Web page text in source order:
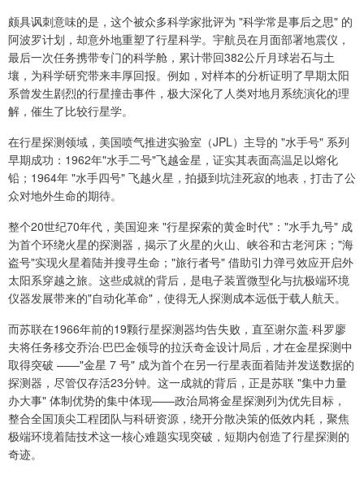
颇具讽刺意味的是，这个被众多科学家批评为 "科学常是事后之思" 的
阿波罗计划，却意外地重塑了行星科学。宇航员在月面部署地震仪，
最后一次任务携带专门的科学舱，累计带回382公斤月球岩石与土
壤，为科学研究带来丰厚回报。例如，对样本的分析证明了早期太阳
系曾发生剧烈的行星撞击事件，极大深化了人类对地月系统演化的理
解，催生了比较行星学。
在行星探测领域，美国喷气推进实验室（JPL）主导的 "水手号" 系列
早期成功：1962年"水手二号"飞越金星，证实其表面高温足以熔化
铅；1964年 "水手四号" 飞越火星，拍摄到坑洼死寂的地表，打击了公
众对地外生命的期待。
整个20世纪70年代，美国迎来 "行星探索的黄金时代"："水手九号" 成
为首个环绕火星的探测器，揭示了火星的火山、峡谷和古老河床；"海
盗号"实现火星着陆并搜寻生命；"旅行者号" 借助引力弹弓效应开启外
太阳系穿越之旅。这些成就的背后，是电子装置微型化与抗极端环境
仪器发展带来的"自动化革命"，使得无人探测成本远低于载人航天。
而苏联在1966年前的19颗行星探测器均告失败，直至谢尔盖·科罗廖
夫将任务移交乔治·巴巴金领导的拉沃奇金设计局后，才在金星探测中
取得突破 ——"金星 7 号" 成为首个在另一行星表面着陆并发送数据的
探测器，尽管仅存活23分钟。这一成就的背后，正是苏联 "集中力量
办大事" 体制优势的集中体现——政治局将金星探测列为优先目标，
整合全国顶尖工程团队与科研资源，绕开分散决策的低效内耗，聚焦
极端环境着陆技术这一核心难题实现突破，短期内创造了行星探测的
奇迹。